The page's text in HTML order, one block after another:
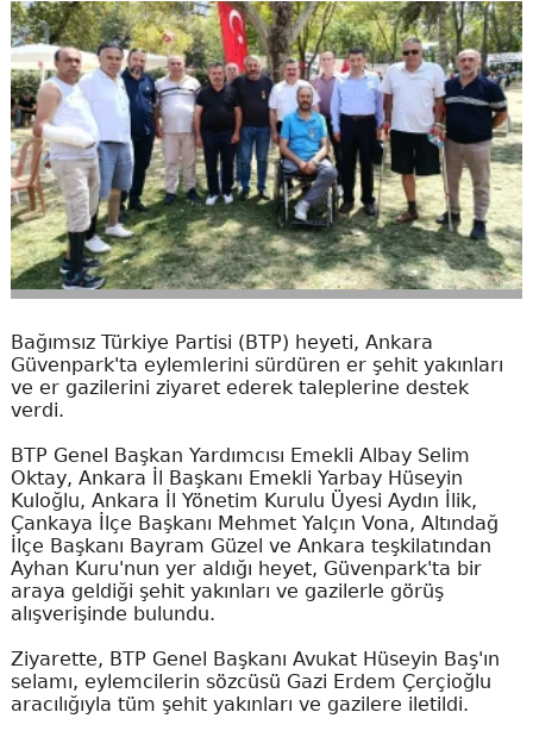
Bağımsız Türkiye Partisi (BTP) heyeti, Ankara
Güvenpark'ta eylemlerini sürdüren er şehit yakınları
ve er gazilerini ziyaret ederek taleplerine destek
verdi.
BTP Genel Başkan Yardımcısı Emekli Albay Selim
Oktay, Ankara İl Başkanı Emekli Yarbay Hüseyin
Kuloğlu, Ankara İl Yönetim Kurulu Üyesi Aydın İlik,
Çankaya İlçe Başkanı Mehmet Yalçın Vona, Altındağ
İlçe Başkanı Bayram Güzel ve Ankara teşkilatından
Ayhan Kuru'nun yer aldığı heyet, Güvenpark'ta bir
araya geldiği şehit yakınları ve gazilerle görüş
alışverişinde bulundu.
Ziyarette, BTP Genel Başkanı Avukat Hüseyin Baş'ın
selamı, eylemcilerin sözcüsü Gazi Erdem Çerçioğlu
aracılığıyla tüm şehit yakınları ve gazilere iletildi.